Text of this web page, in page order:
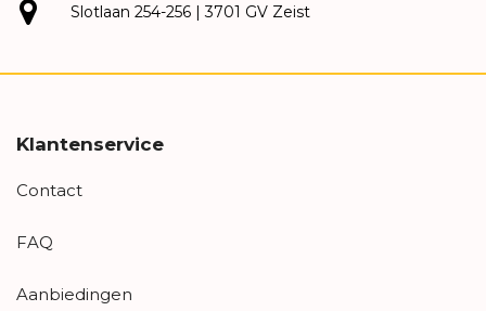
Slotlaan 254-256 | 3701 GV Zeist
Klantenservice
Contact
FAQ
Aanbiedingen